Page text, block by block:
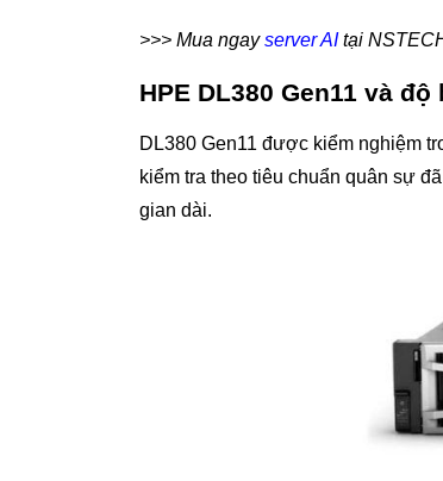
>>> Mua ngay server AI tại
HPE DL380 Gen11 và
DL380 Gen11 được kiểm nghiệm
kiểm tra theo tiêu chuẩn quân sự
gian dài.